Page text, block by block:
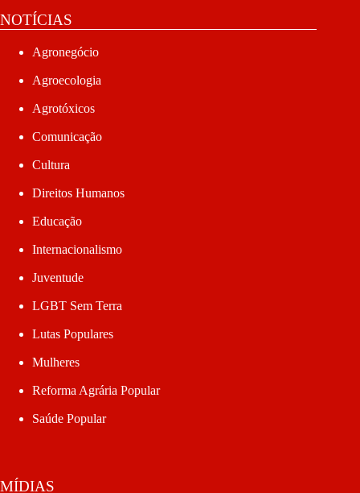
NOTÍCIAS
Agronegócio
Agroecologia
Agrotóxicos
Comunicação
Cultura
Direitos Humanos
Educação
Internacionalismo
Juventude
LGBT Sem Terra
Lutas Populares
Mulheres
Reforma Agrária Popular
Saúde Popular
MÍDIAS